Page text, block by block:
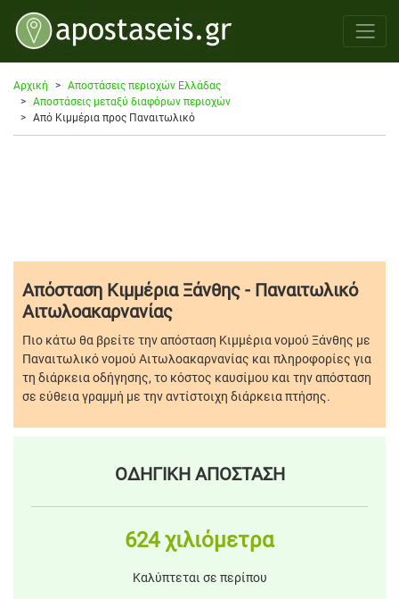
Αρχική
Αποστάσεις περιοχών Ελλάδας
Αποστάσεις μεταξύ διαφόρων περιοχών
Από Κιμμέρια προς Παναιτωλικό
Απόσταση Κιμμέρια Ξάνθης - Παναιτωλικό
Αιτωλοακαρνανίας
Πιο κάτω θα βρείτε την απόσταση Κιμμέρια νομού Ξάνθης με
Παναιτωλικό νομού Αιτωλοακαρνανίας και πληροφορίες για
τη διάρκεια οδήγησης, το κόστος καυσίμου και την απόσταση
σε εύθεια γραμμή με την αντίστοιχη διάρκεια πτήσης.
ΟΔΗΓΙΚΗ ΑΠΟΣΤΑΣΗ
624 χιλιόμετρα
Καλύπτεται σε περίπου